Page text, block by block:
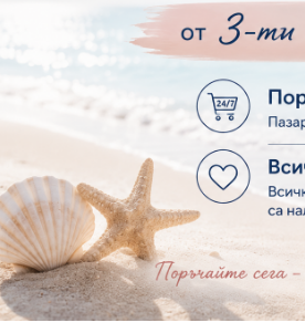
Елементи от хартия
Елементи от хартия - Детски
Елементи от хартия - Училище,
Елементи от хартия - Животни, птици,
Елементи от хартия - Любов, Сватба, Свети
Елементи от хартия - Дантели, бордюри, ъгли
Елементи от хартия - Рамки
Елементи от хартия - Цветя, листа и клони
Елементи от хартия - За Жени
Елементи от хартия - За Мъже
Елементи от хартия - Морски